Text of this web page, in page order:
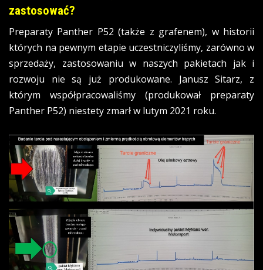
zastosować?
Preparaty Panther P52 (także z grafenem), w historii
których na pewnym etapie uczestniczyliśmy, zarówno w
sprzedaży, zastosowaniu w naszych pakietach jak i
rozwoju nie są już produkowane. Janusz Sitarz, z
którym współpracowaliśmy (produkował preparaty
Panther P52) niestety zmarł w lutym 2021 roku.